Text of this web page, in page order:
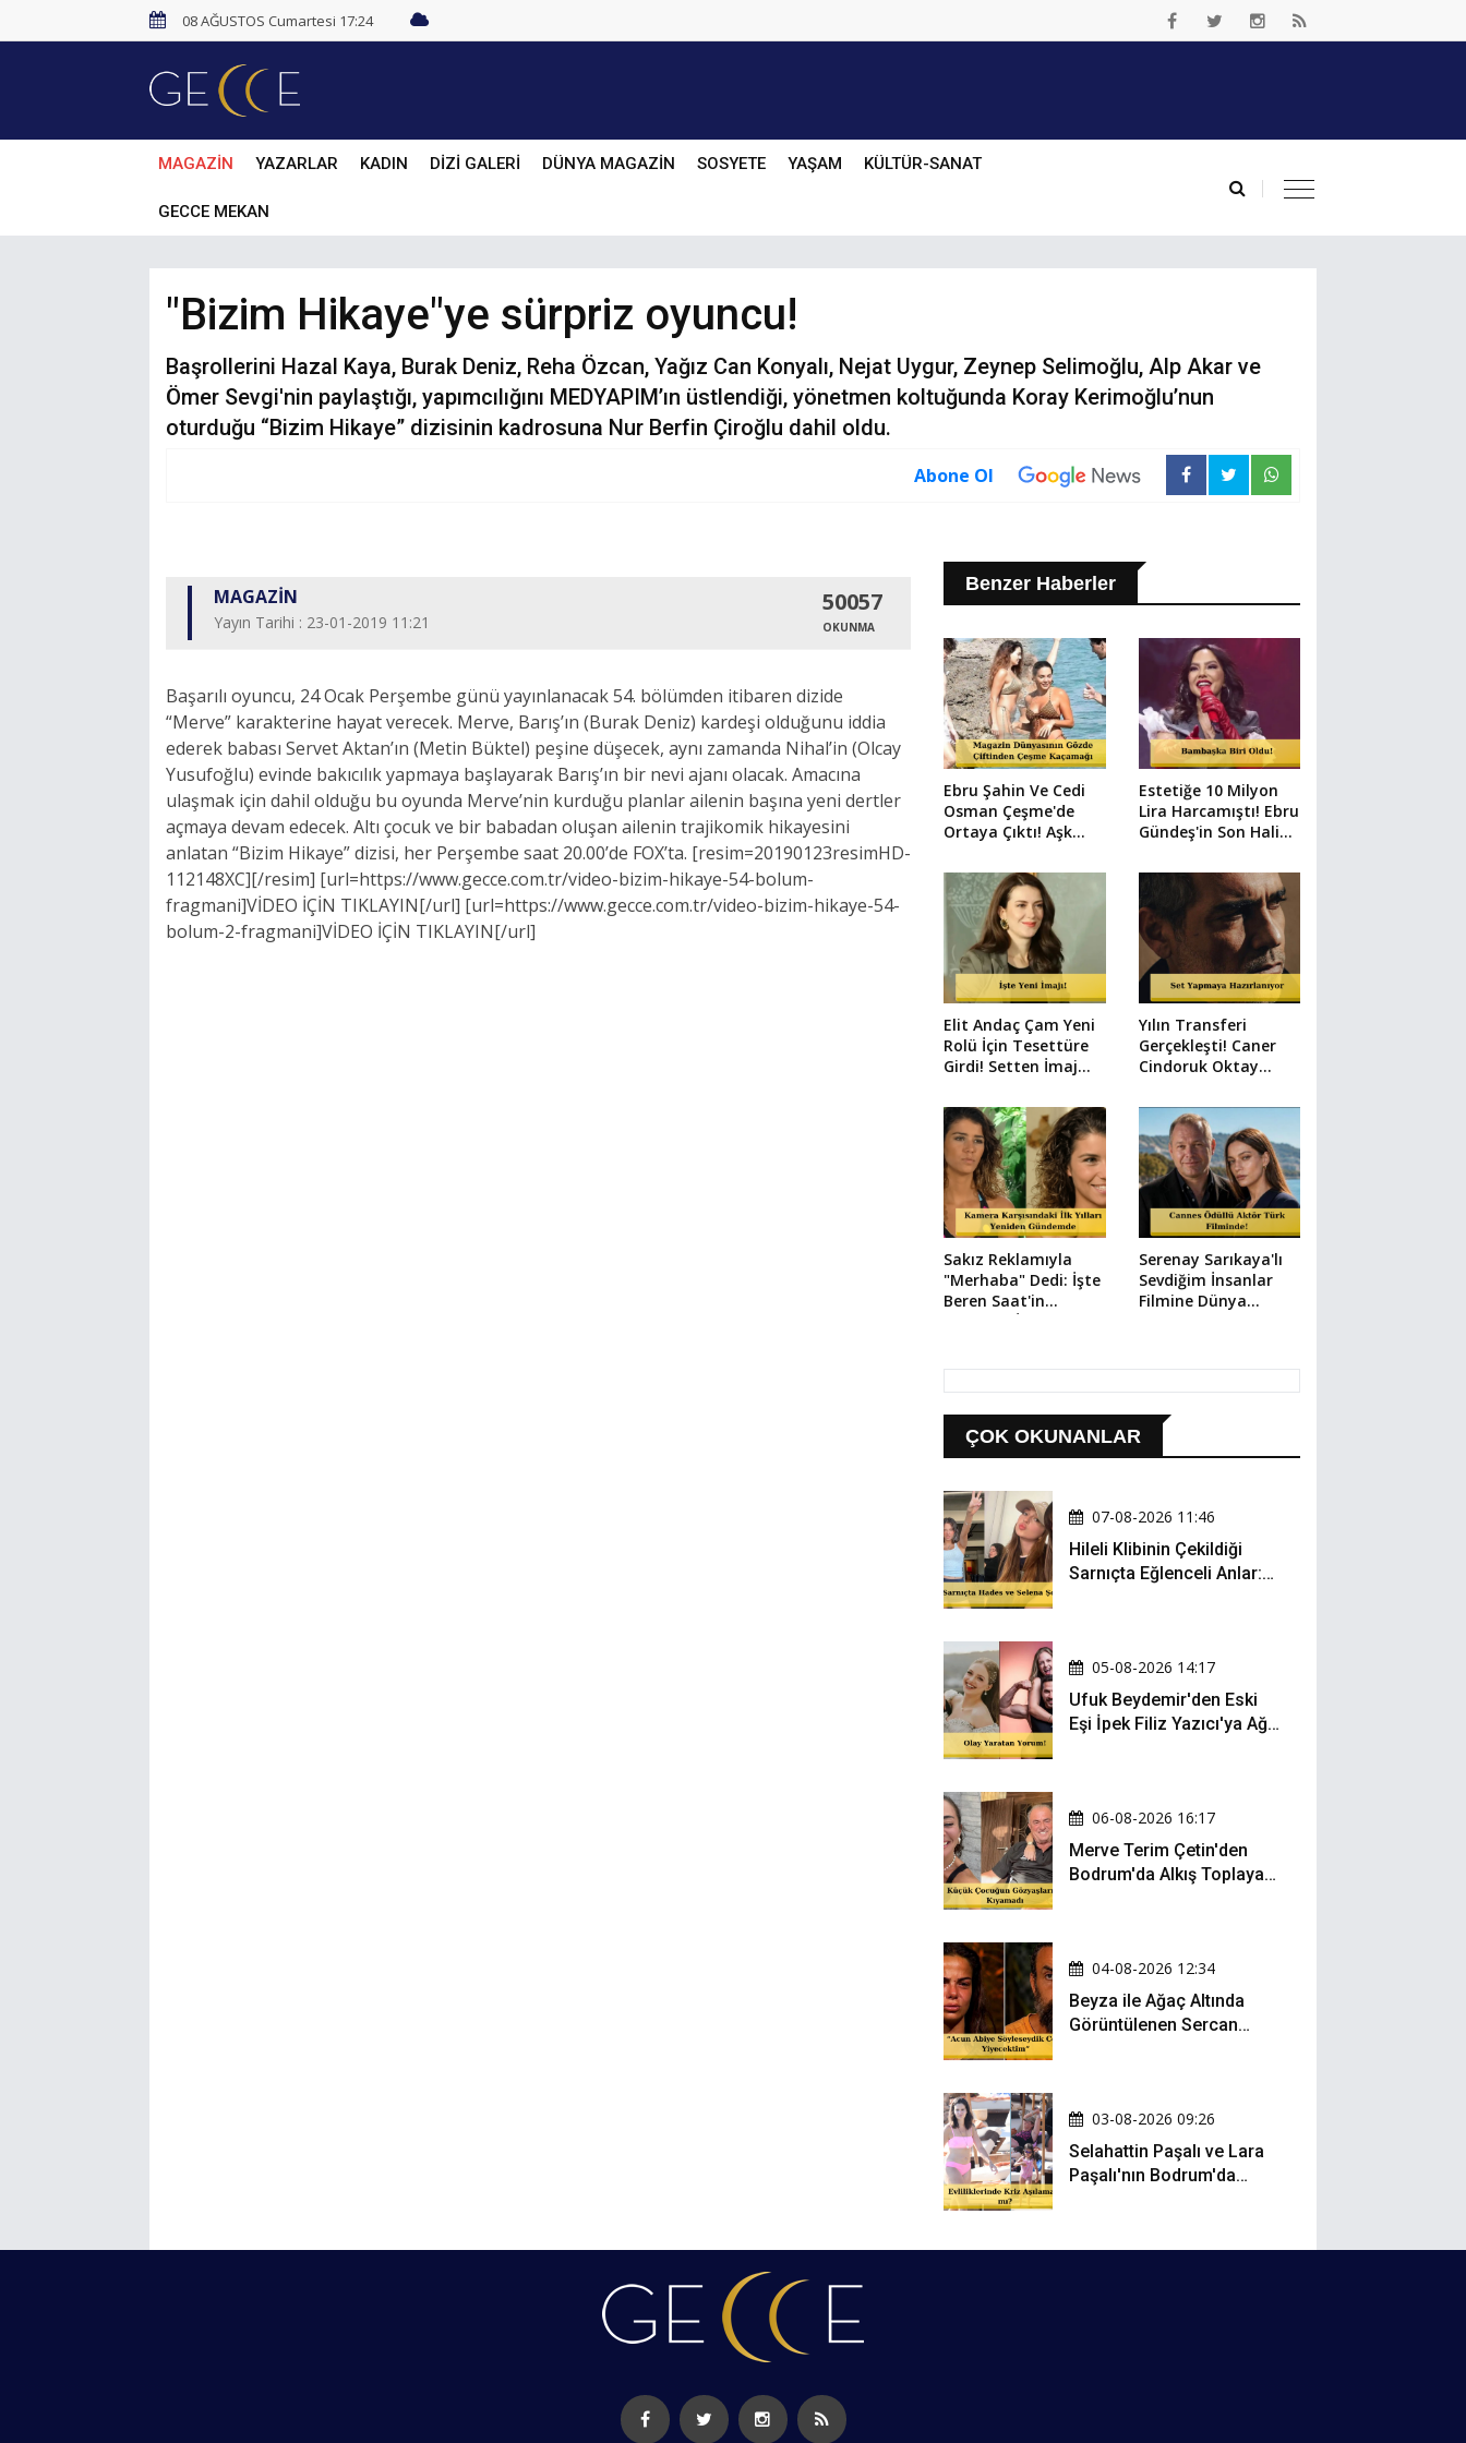
08 AĞUSTOS Cumartesi 17:24
MAGAZİN YAZARLAR KADIN DİZİ GALERİ DÜNYA MAGAZİN SOSYETE YAŞAM KÜLTÜR-SANAT
GECCE MEKAN
"Bizim Hikaye"ye sürpriz oyuncu!
Başrollerini Hazal Kaya, Burak Deniz, Reha Özcan, Yağız Can Konyalı, Nejat Uygur, Zeynep Selimoğlu, Alp Akar ve
Ömer Sevgi'nin paylaştığı, yapımcılığını MEDYAPIM’ın üstlendiği, yönetmen koltuğunda Koray Kerimoğlu’nun
oturduğu “Bizim Hikaye” dizisinin kadrosuna Nur Berfin Çiroğlu dahil oldu.
Abone Ol
MAGAZİN
Yayın Tarihi : 23-01-2019 11:21
50057
OKUNMA
Başarılı oyuncu, 24 Ocak Perşembe günü yayınlanacak 54. bölümden itibaren dizide
“Merve” karakterine hayat verecek. Merve, Barış’ın (Burak Deniz) kardeşi olduğunu iddia
ederek babası Servet Aktan’ın (Metin Büktel) peşine düşecek, aynı zamanda Nihal’in (Olcay
Yusufoğlu) evinde bakıcılık yapmaya başlayarak Barış’ın bir nevi ajanı olacak. Amacına
ulaşmak için dahil olduğu bu oyunda Merve’nin kurduğu planlar ailenin başına yeni dertler
açmaya devam edecek. Altı çocuk ve bir babadan oluşan ailenin trajikomik hikayesini
anlatan “Bizim Hikaye” dizisi, her Perşembe saat 20.00’de FOX’ta. [resim=20190123resimHD-
112148XC][/resim] [url=https://www.gecce.com.tr/video-bizim-hikaye-54-bolum-
fragmani]VİDEO İÇİN TIKLAYIN[/url] [url=https://www.gecce.com.tr/video-bizim-hikaye-54-
bolum-2-fragmani]VİDEO İÇİN TIKLAYIN[/url]
Benzer Haberler
Ebru Şahin Ve Cedi
Osman Çeşme'de
Ortaya Çıktı! Aşk
Gündemde
Estetiğe 10 Milyon
Lira Harcamıştı! Ebru
Gündeş'in Son Hali
Elit Andaç Çam Yeni
Rolü İçin Tesettüre
Girdi! Setten İmaj
Yılın Transferi
Gerçekleşti! Caner
Cindoruk Oktay
Kadrosunda
Sakız Reklamıyla
"Merhaba" Dedi: İşte
Beren Saat'in
Oynadığı İlk Dizi
Serenay Sarıkaya'lı
Sevdiğim İnsanlar
Filmine Dünya
ÇOK OKUNANLAR
07-08-2026 11:46
Hileli Klibinin Çekildiği
Sarnıçta Eğlenceli Anlar:
05-08-2026 14:17
Ufuk Beydemir'den Eski
Eşi İpek Filiz Yazıcı'ya Ağır
06-08-2026 16:17
Merve Terim Çetin'den
Bodrum'da Alkış Toplayan
04-08-2026 12:34
Beyza ile Ağaç Altında
Görüntülenen Sercan
03-08-2026 09:26
Selahattin Paşalı ve Lara
Paşalı'nın Bodrum'da